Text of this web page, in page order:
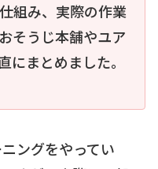
組み、実際の作業
そうじ本舗やユア
にまとめました。
ングをやってい